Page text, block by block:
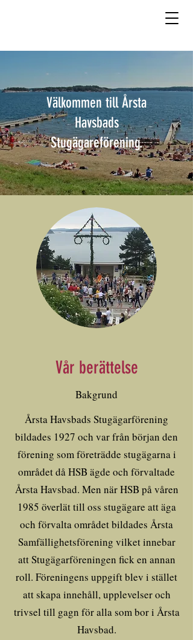
Välkommen till Årsta
Havsbads
Stugägareförening.
Vår berättelse
Bakgrund
Årsta Havsbads Stugägarförening
bildades 1927 och var från början den
förening som företrädde stugägarna i
området då HSB ägde och förvaltade
Årsta Havsbad. Men när HSB på våren
1985 överlät till oss stugägare att äga
och förvalta området bildades Årsta
Samfällighetsförening vilket innebar
att Stugägarföreningen fick en annan
roll. Föreningens uppgift blev i stället
att skapa innehåll, upplevelser och
trivsel till gagn för alla som bor i Årsta
Havsbad.